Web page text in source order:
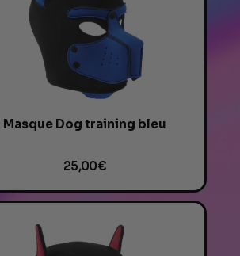
Masque Dog training bleu
25,00 €